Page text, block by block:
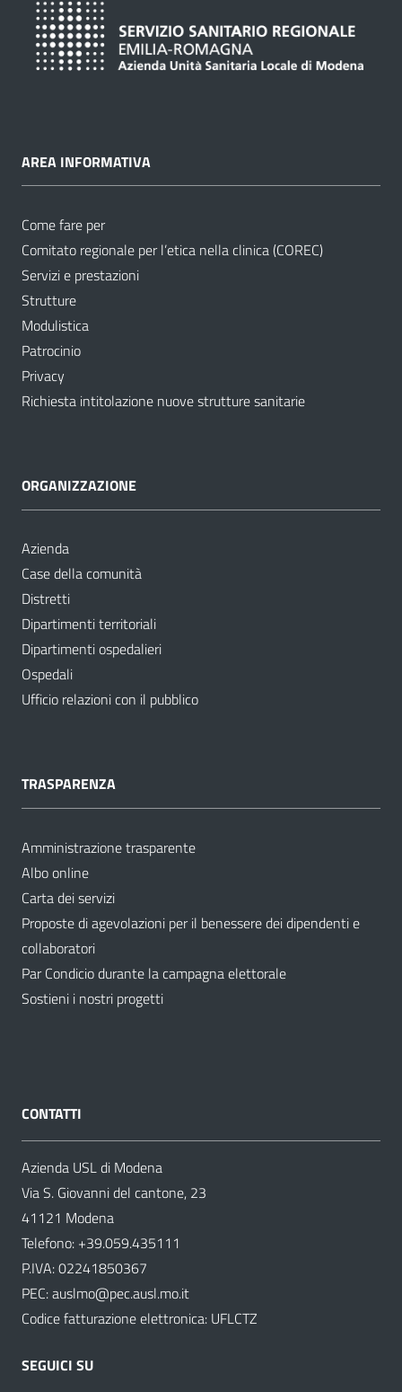
AREA INFORMATIVA
Come fare per
Comitato regionale per l’etica nella clinica (COREC)
Servizi e prestazioni
Strutture
Modulistica
Patrocinio
Privacy
Richiesta intitolazione nuove strutture sanitarie
ORGANIZZAZIONE
Azienda
Case della comunità
Distretti
Dipartimenti territoriali
Dipartimenti ospedalieri
Ospedali
Ufficio relazioni con il pubblico
TRASPARENZA
Amministrazione trasparente
Albo online
Carta dei servizi
Proposte di agevolazioni per il benessere dei dipendenti e
collaboratori
Par Condicio durante la campagna elettorale
Sostieni i nostri progetti
CONTATTI
Azienda USL di Modena
Via S. Giovanni del cantone, 23
41121 Modena
Telefono: +39.059.435111
P.IVA: 02241850367
PEC:auslmo@pec.ausl.mo.it
Codice fatturazione elettronica: UFLCTZ
SEGUICI SU